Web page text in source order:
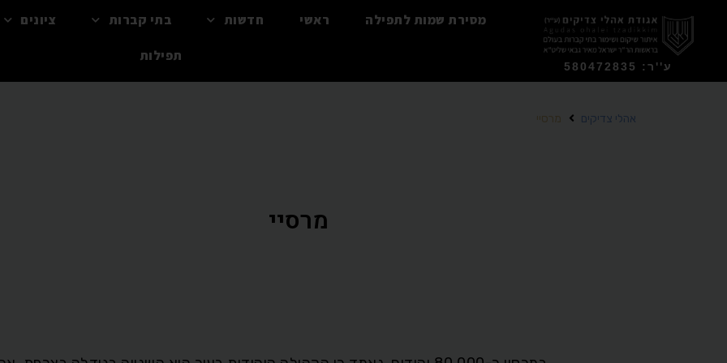
ע''ר: 580472835
מסירת שמות לתפילה ראשי חדשות בתי קברות ציונים
תפילות
אהלי צדיקים מרסיי
מרסיי